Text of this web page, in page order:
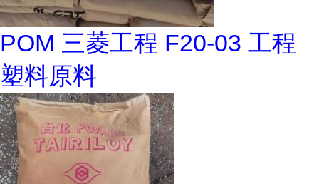
POM 三菱工程 F20-03 工程
塑料原料